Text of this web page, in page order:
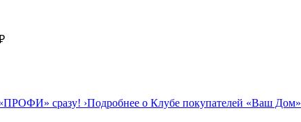
сразу! ›Подробнее о Клубе покупателей «Ваш Дом»